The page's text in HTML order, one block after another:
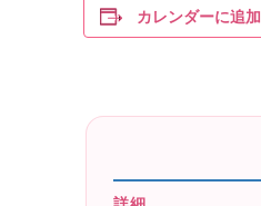
カレンダーに追加